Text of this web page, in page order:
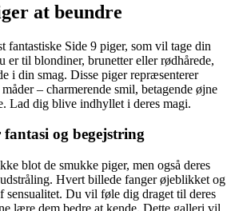
at beundre
fantastiske Side 9 piger, som vil tage din
er til blondiner, brunetter eller rødhårede,
i din smag. Disse piger repræsenterer
– charmerende smil, betagende øjne
Lad dig blive indhyllet i deres magi.
og begejstring
blot de smukke piger, men også deres
Hvert billede fanger øjeblikket og
sensualitet. Du vil føle dig draget til deres
lære dem bedre at kende. Dette galleri vil